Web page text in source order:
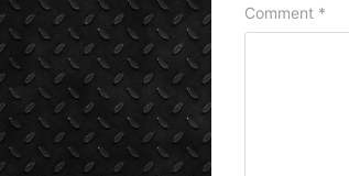
Comment *